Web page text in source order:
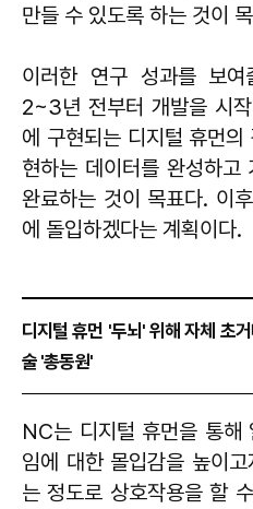
만들 수 있도록 하는 것이
이러한 연구 성과를 보
2~3년 전부터 개발을 시
에 구현되는 디지털 휴먼
현하는 데이터를 완성하고
완료하는 것이 목표다. 이
에 돌입하겠다는 계획이다.
디지털 휴먼 '두뇌' 위해 자체 초거
술 '총동원'
NC는 디지털 휴먼을 통해
임에 대한 몰입감을 높이
는 정도로 상호작용을 할